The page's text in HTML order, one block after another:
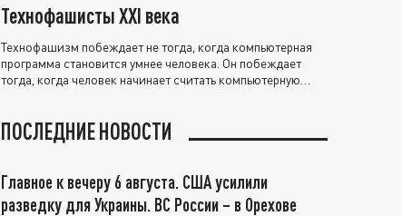
Технофашисты XXI века
Технофашизм побеждает не тогда, когда компьютерная
программа становится умнее человека. Он побеждает
тогда, когда человек начинает считать компьютерную
ПОСЛЕДНИЕ НОВОСТИ
Главное к вечеру 6 августа. США усилили
разведку для Украины. ВС России – в Орехове